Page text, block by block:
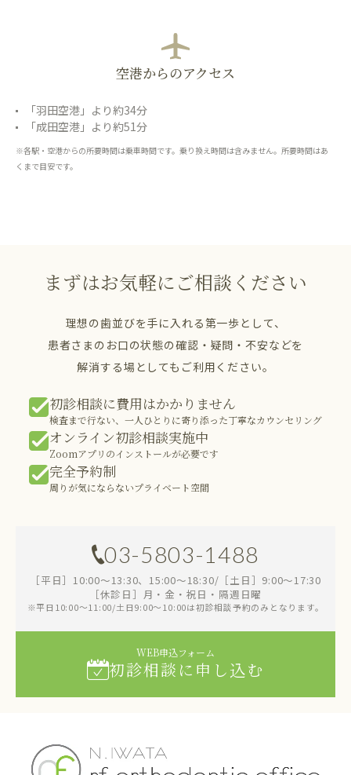
空港からのアクセス
「羽田空港」より約34分
「成田空港」より約51分
※各駅・空港からの所要時間は乗車時間です。乗り換え時間は含みません。所要時間はあ
くまで目安です。
まずはお気軽にご相談ください
理想の歯並びを手に入れる第一歩として、
患者さまのお口の状態の確認・疑問・不安などを
解消する場としてもご利用ください。
初診相談に費用はかかりません
検査まで行ない、一人ひとりに寄り添った丁寧なカウンセリング
オンライン初診相談実施中
Zoomアプリのインストールが必要です
完全予約制
周りが気にならないプライベート空間
03-5803-1488
［平日］10:00～13:30、15:00～18:30/［土日］9:00～17:30
［休診日］月・金・祝日・隔週日曜
※平日10:00～11:00/土日9:00～10:00は初診相談予約のみとなります。
WEB申込フォーム
初診相談に申し込む